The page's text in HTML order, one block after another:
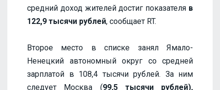
средний доход жителей достиг показателя в
122,9 тысячи рублей, сообщает RT.
Второе место в списке занял Ямало-
Ненецкий автономный округ со средней
зарплатой в 108,4 тысячи рублей. За ним
следует Москва (99,5 тысячи рублей),